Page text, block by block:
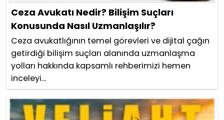
Ceza Avukatı Nedir? Bilişim Suçları
Konusunda Nasıl Uzmanlaşılır?
Ceza avukatlığının temel görevleri ve dijital çağın
getirdiği bilişim suçları alanında uzmanlaşma
yolları hakkında kapsamlı rehberimizi hemen
inceleyi...